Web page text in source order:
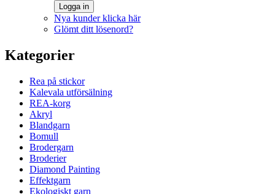
Logga in
Nya kunder klicka här
Glömt ditt lösenord?
Kategorier
Rea på stickor
Kalevala utförsälning
REA-korg
Akryl
Blandgarn
Bomull
Brodergarn
Broderier
Diamond Painting
Effektgarn
Ekologiskt garn